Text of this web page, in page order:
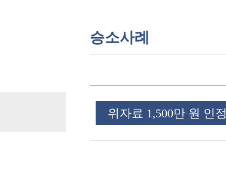
승소사례
위자료 1,500만 원 인정